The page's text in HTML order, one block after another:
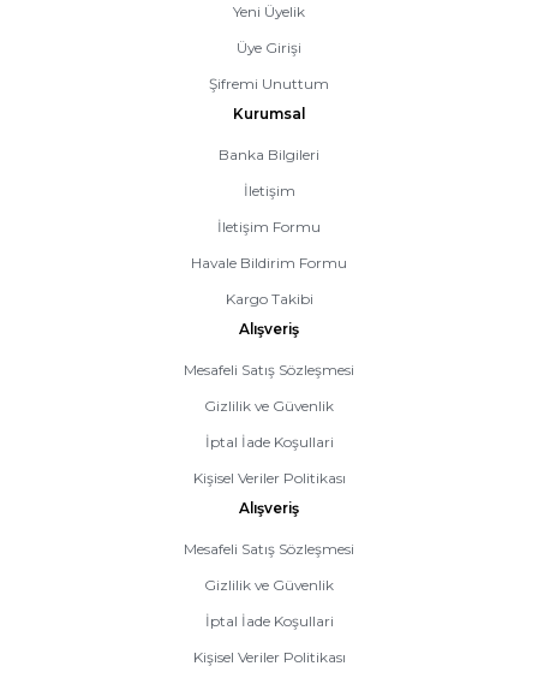
Yeni Üyelik
Üye Girişi
Şifremi Unuttum
Kurumsal
Banka Bilgileri
İletişim
İletişim Formu
Havale Bildirim Formu
Kargo Takibi
Alışveriş
Mesafeli Satış Sözleşmesi
Gizlilik ve Güvenlik
İptal İade Koşullari
Kişisel Veriler Politikası
Alışveriş
Mesafeli Satış Sözleşmesi
Gizlilik ve Güvenlik
İptal İade Koşullari
Kişisel Veriler Politikası